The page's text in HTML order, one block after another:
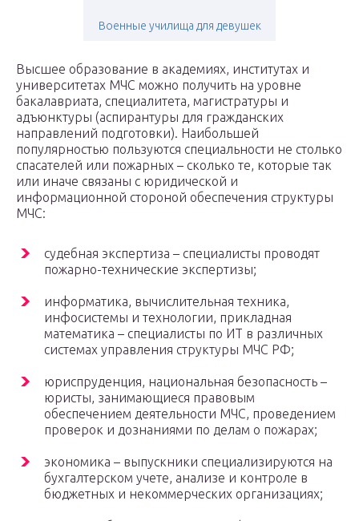
Военные училища для девушек
Высшее образование в академиях, институтах и
университетах МЧС можно получить на уровне
бакалавриата, специалитета, магистратуры и
адъюнктуры (аспирантуры для гражданских
направлений подготовки). Наибольшей
популярностью пользуются специальности не столько
спасателей или пожарных – сколько те, которые так
или иначе связаны с юридической и
информационной стороной обеспечения структуры
МЧС:
судебная экспертиза – специалисты проводят
пожарно-технические экспертизы;
информатика, вычислительная техника,
инфосистемы и технологии, прикладная
математика – специалисты по ИТ в различных
системах управления структуры МЧС РФ;
юриспруденция, национальная безопасность –
юристы, занимающиеся правовым
обеспечением деятельности МЧС, проведением
проверок и дознаниями по делам о пожарах;
экономика – выпускники специализируются на
бухгалтерском учете, анализе и контроле в
бюджетных и некоммерческих организациях;